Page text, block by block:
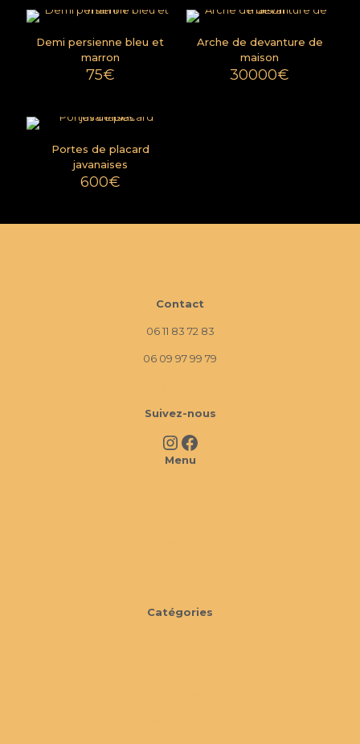
Demi persienne bleu et
marron
75€
Arche de devanture de
maison
30000€
Portes de placard
javanaises
600€
Contact
06 11 83 72 83
06 09 97 99 79
Suivez-nous
InstagramFacebook
Menu
Catégories